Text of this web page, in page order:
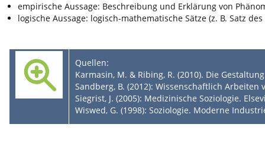
empirische Aussage: Beschreibung und Erklärung von
logische Aussage: logisch-mathematische Sätze (z. B. Satz
Quellen:
Karmasin, M. & Ribing, R. (2010). Die
Sandberg, B. (2012): Wissenschaftlich
Siegrist, J. (2005): Medizinische Soziologie.
Wiswed, G. (1998): Soziologie. Moderne